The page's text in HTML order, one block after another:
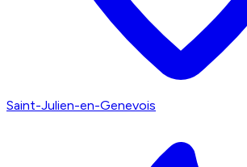
Saint-Julien-en-Genevois